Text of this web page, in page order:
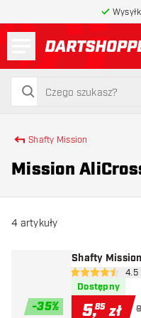
powrót
szukaj
szukaj
Shafty Mission
Mission
4 artykuły
-35%
Shafty
4.5 gwiazdki 4.5
Dostępny
5,85 zł